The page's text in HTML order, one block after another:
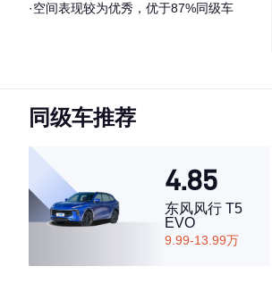
·空间表现较为优秀，优于87%同级车
同级车推荐
4.85
东风风行 T5
EVO
9.99-13.99万